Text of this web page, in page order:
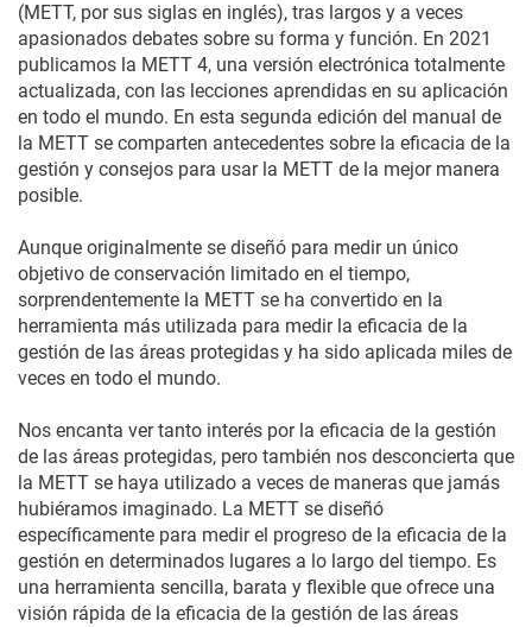
(METT, por sus siglas en inglés), tras largos y a veces
apasionados debates sobre su forma y función. En 2021
publicamos la METT 4, una versión electrónica totalmente
actualizada, con las lecciones aprendidas en su aplicación
en todo el mundo. En esta segunda edición del manual de
la METT se comparten antecedentes sobre la eficacia de la
gestión y consejos para usar la METT de la mejor manera
posible.
Aunque originalmente se diseñó para medir un único
objetivo de conservación limitado en el tiempo,
sorprendentemente la METT se ha convertido en la
herramienta más utilizada para medir la eficacia de la
gestión de las áreas protegidas y ha sido aplicada miles de
veces en todo el mundo.
Nos encanta ver tanto interés por la eficacia de la gestión
de las áreas protegidas, pero también nos desconcierta que
la METT se haya utilizado a veces de maneras que jamás
hubiéramos imaginado. La METT se diseñó
específicamente para medir el progreso de la eficacia de la
gestión en determinados lugares a lo largo del tiempo. Es
una herramienta sencilla, barata y flexible que ofrece una
visión rápida de la eficacia de la gestión de las áreas